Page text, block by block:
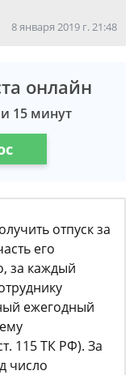
8 января 2019 г. 21:48
онлайн
15 минут
отпуск за
его
за каждый
ежегодный
115 ТК РФ). За
число